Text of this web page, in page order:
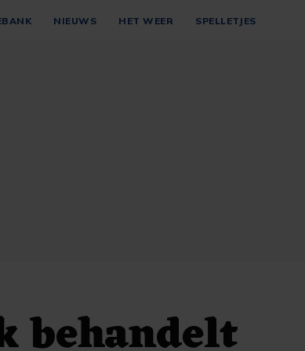
NIEUWS HET WEER SPELLETJES